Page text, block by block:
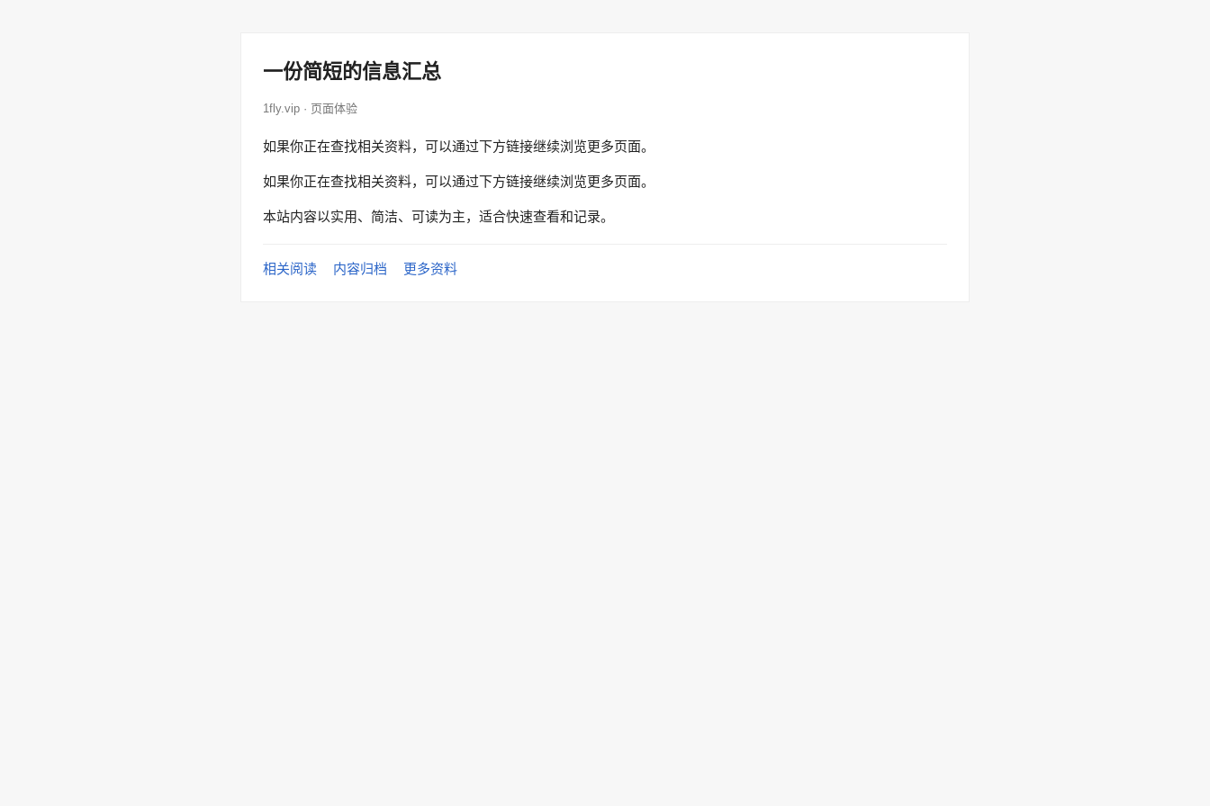
一份简短的信息汇总
1fly.vip · 页面体验
如果你正在查找相关资料，可以通过下方链接继续浏览更多页面。
如果你正在查找相关资料，可以通过下方链接继续浏览更多页面。
本站内容以实用、简洁、可读为主，适合快速查看和记录。
相关阅读 内容归档 更多资料